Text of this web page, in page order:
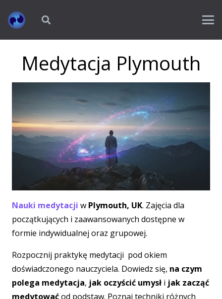
Medytacja Plymouth
Nauki medytacji w Plymouth, UK. Zajęcia dla
początkujących i zaawansowanych dostępne w
formie indywidualnej oraz grupowej.
Rozpocznij praktykę medytacji pod okiem
doświadczonego nauczyciela. Dowiedz się, na czym
polega medytacja, jak oczyścić umysł i jak zacząć
medytowaćod podstaw. Poznaj techniki różnych